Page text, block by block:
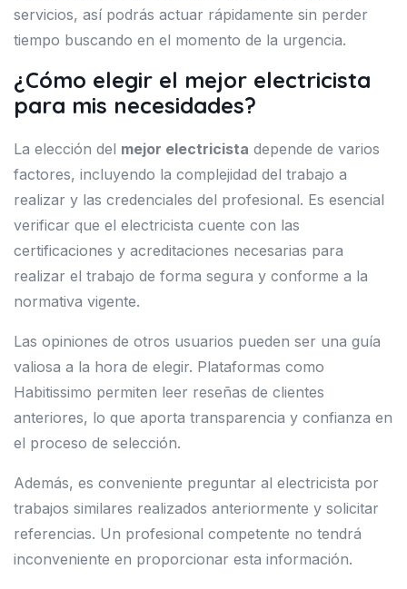
servicios, así podrás actuar rápidamente sin perder
tiempo buscando en el momento de la urgencia.
¿Cómo elegir el mejor electricista
para mis necesidades?
La elección del mejor electricista depende de varios
factores, incluyendo la complejidad del trabajo a
realizar y las credenciales del profesional. Es esencial
verificar que el electricista cuente con las
certificaciones y acreditaciones necesarias para
realizar el trabajo de forma segura y conforme a la
normativa vigente.
Las opiniones de otros usuarios pueden ser una guía
valiosa a la hora de elegir. Plataformas como
Habitissimo permiten leer reseñas de clientes
anteriores, lo que aporta transparencia y confianza en
el proceso de selección.
Además, es conveniente preguntar al electricista por
trabajos similares realizados anteriormente y solicitar
referencias. Un profesional competente no tendrá
inconveniente en proporcionar esta información.